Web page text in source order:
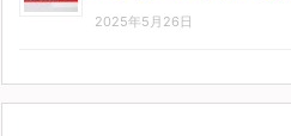
2025年5月26日